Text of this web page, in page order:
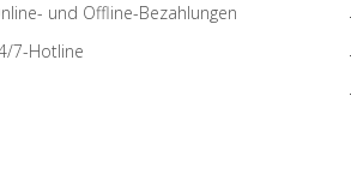
und Offline-Bezahlungen
7-Hotline